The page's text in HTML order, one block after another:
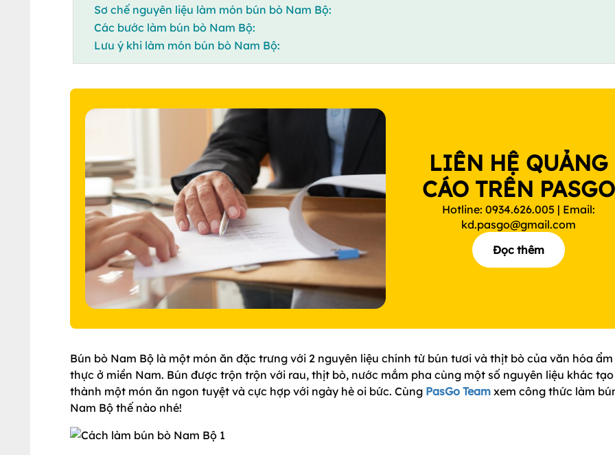
Sơ chế nguyên liệu làm món bún bò Nam Bộ:
Các bước làm bún bò Nam Bộ:
Lưu ý khi làm món bún bò Nam Bộ:
LIÊN HỆ QUẢNG
CÁO TRÊN PASGO
Hotline: 0934.626.005 | Email:
kd.pasgo@gmail.com
Đọc thêm
Bún bò Nam Bộ là một món ăn đặc trưng với 2 nguyên liệu chính từ bún tươi và thịt bò của văn hóa ẩm
thực ở miền Nam. Bún được trộn trộn với rau, thịt bò, nước mắm pha cùng một số nguyên liệu khác tạo
thành một món ăn ngon tuyệt và cực hợp với ngày hè oi bức. Cùng PasGo Team xem công thức làm
Nam Bộ thế nào nhé!